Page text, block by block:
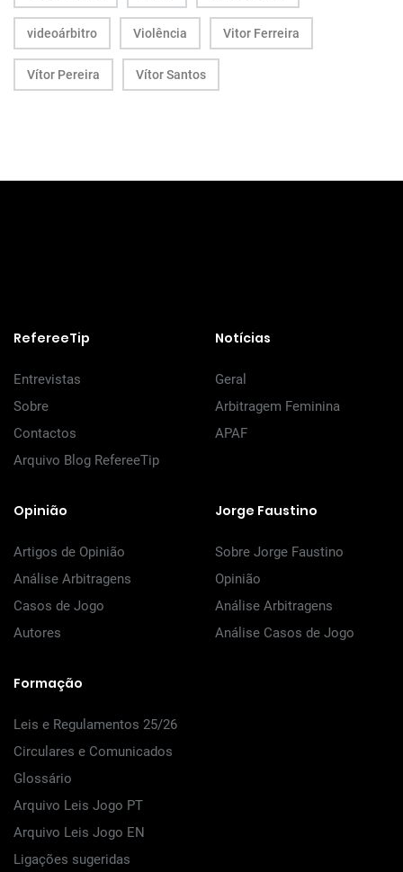
videoárbitro Violência Vitor Ferreira
Vítor Pereira Vítor Santos
RefereeTip
Entrevistas
Sobre
Contactos
Arquivo Blog RefereeTip
Notícias
Geral
Arbitragem Feminina
APAF
Opinião
Artigos de Opinião
Análise Arbitragens
Casos de Jogo
Autores
Jorge Faustino
Sobre Jorge Faustino
Opinião
Análise Arbitragens
Análise Casos de Jogo
Formação
Leis e Regulamentos 25/26
Circulares e Comunicados
Glossário
Arquivo Leis Jogo PT
Arquivo Leis Jogo EN
Ligações sugeridas